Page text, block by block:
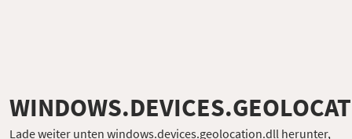
Lade weiter unten windows.devices.geolocation.dll herunter,